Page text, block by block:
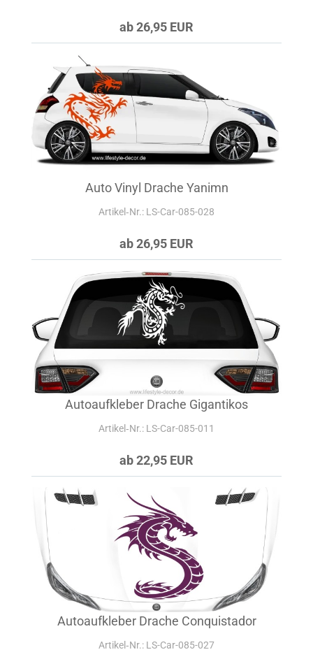
ab 26,95 EUR
Auto Vinyl Drache Yanimn
Artikel‑Nr.: LS-Car-085-028
ab 26,95 EUR
Autoaufkleber Drache Gigantikos
Artikel‑Nr.: LS-Car-085-011
ab 22,95 EUR
Autoaufkleber Drache Conquistador
Artikel‑Nr.: LS-Car-085-027